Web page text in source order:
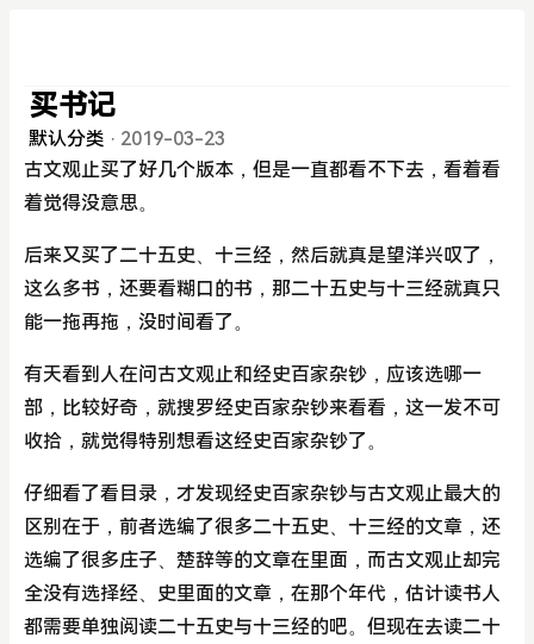
买书记
默认分类 · 2019-03-23
古文观止买了好几个版本，但是一直都看不下去，看着看
着觉得没意思。
后来又买了二十五史、十三经，然后就真是望洋兴叹了，
这么多书，还要看糊口的书，那二十五史与十三经就真只
能一拖再拖，没时间看了。
有天看到人在问古文观止和经史百家杂钞，应该选哪一
部，比较好奇，就搜罗经史百家杂钞来看看，这一发不可
收拾，就觉得特别想看这经史百家杂钞了。
仔细看了看目录，才发现经史百家杂钞与古文观止最大的
区别在于，前者选编了很多二十五史、十三经的文章，还
选编了很多庄子、楚辞等的文章在里面，而古文观止却完
全没有选择经、史里面的文章，在那个年代，估计读书人
都需要单独阅读二十五史与十三经的吧。但现在去读二十